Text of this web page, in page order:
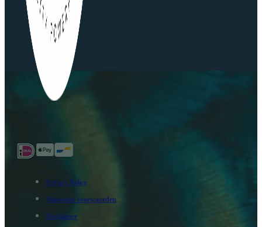
Privacy Policy
Algemene voorwaarden
Disclaimer